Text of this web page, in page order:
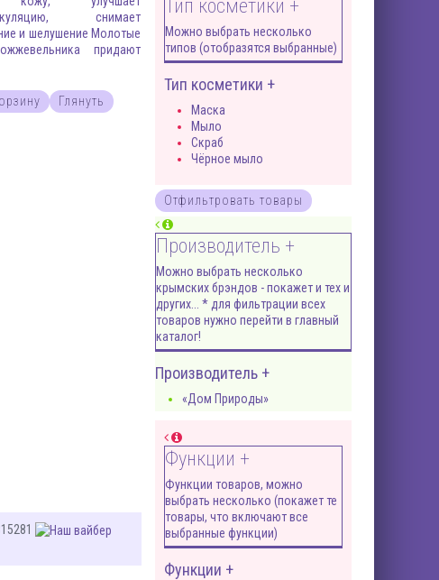
снимает
и шелушение Молотые
придают
Глянуть
Тип косметики +
Можно выбрать несколько
типов (отобразятся выбранные)
Тип косметики +
Маска
Мыло
Скраб
Чёрное мыло
Производитель +
Можно выбрать несколько
крымских брэндов - покажет и тех и
других... * для фильтрации всех
товаров нужно перейти в главный
каталог!
Производитель +
«Дом Природы»
Функции +
Функции товаров, можно
выбрать несколько (покажет те
товары, что включают все
выбранные функции)
Функции +